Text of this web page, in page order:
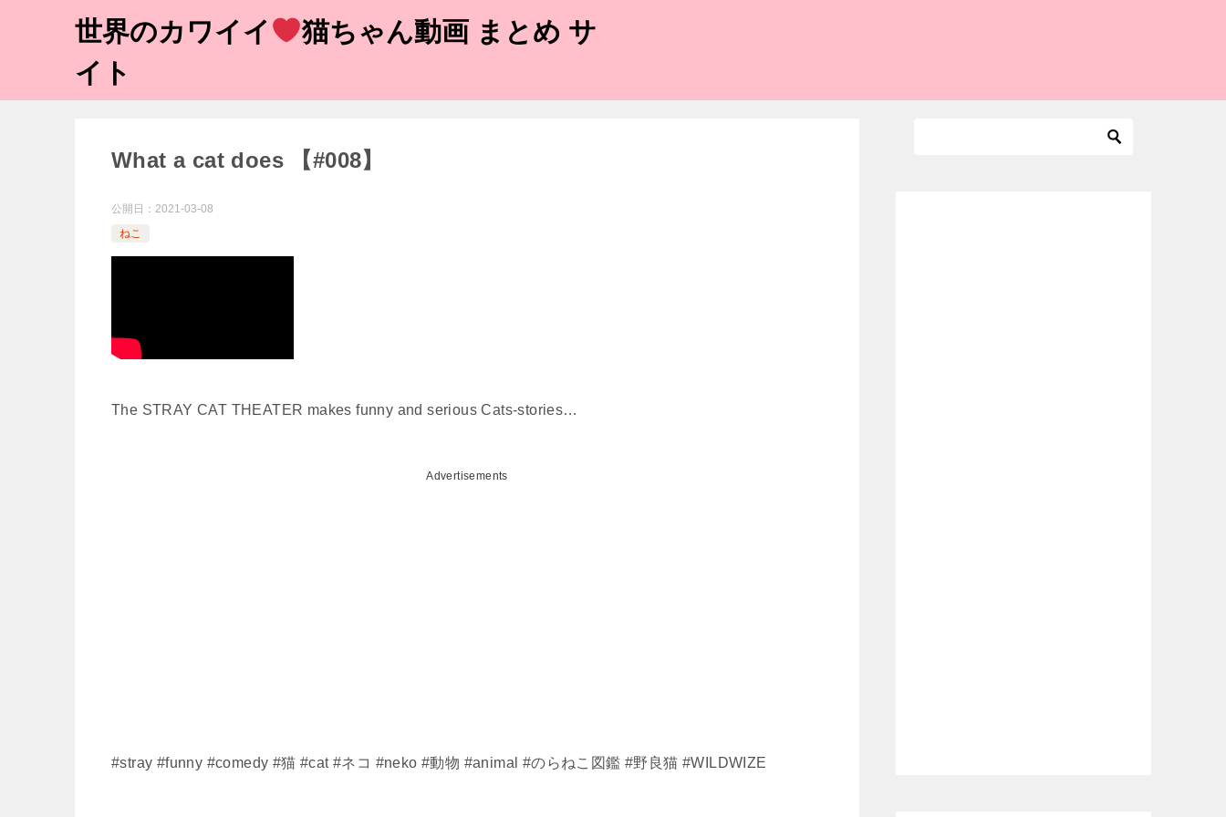
世界のカワイイ
猫ちゃん動画 まとめ サ
イト
What a cat does 【#008】
公開日： 2021-03-08
ねこ
The STRAY CAT THEATER makes funny and serious Cats-stories…
Advertisements
#stray #funny #comedy #猫​ #cat​ #ネコ​ #neko​ #動物​ #animal #のらねこ図鑑 #野良猫 #WILDWIZE